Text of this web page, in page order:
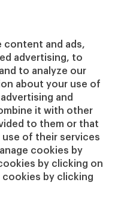
content and ads,
advertising, to
to analyze our
about your use of
and
it with other
to them or that
of their services
cookies by
by clicking on
by clicking
impacto
con el IESE
de Compliance
Shop
@IESE
y becas